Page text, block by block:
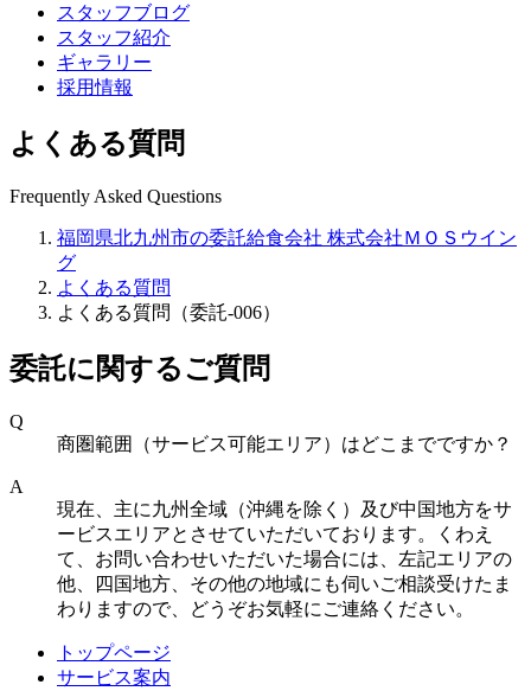
スタッフブログ
スタッフ紹介
ギャラリー
採用情報
よくある質問
Frequently Asked Questions
福岡県北九州市の委託給食会社 株式会社ＭＯＳウイン
グ
よくある質問
よくある質問（委託-006）
委託に関するご質問
Q
商圏範囲（サービス可能エリア）はどこまでですか？
A
現在、主に九州全域（沖縄を除く）及び中国地方をサ
ービスエリアとさせていただいております。くわえ
て、お問い合わせいただいた場合には、左記エリアの
他、四国地方、その他の地域にも伺いご相談受けたま
わりますので、どうぞお気軽にご連絡ください。
トップページ
サービス案内